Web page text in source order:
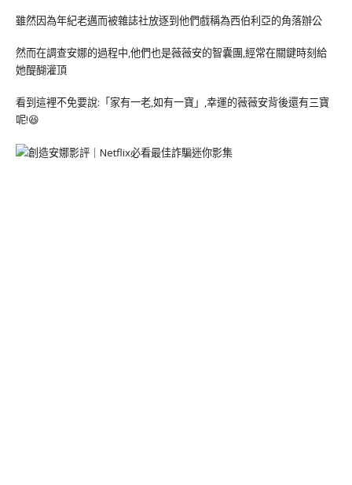
雖然因為年紀老邁而被雜誌社放逐到他們戲稱為西伯利亞的角落辦公
然而在調查安娜的過程中,他們也是薇薇安的智囊團,經常在關鍵時刻給
她醍醐灌頂
看到這裡不免要說:「家有一老,如有一寶」,幸運的薇薇安背後還有三寶
呢!😆